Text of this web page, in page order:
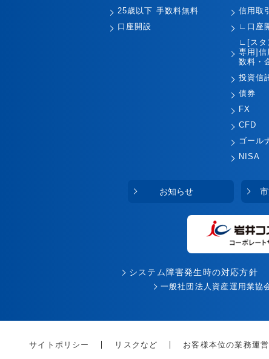
25歳以下 手数料無料
口座開設
信用取引
∟口座
∟[スタ
専用]信
数料・
投資信
債券
FX
CFD
ゴール
NISA
お知らせ
システム障害発生時の対応方針
一般社団法人資産運用業協
サイトポリシー リスクなど お客様本位の業務運